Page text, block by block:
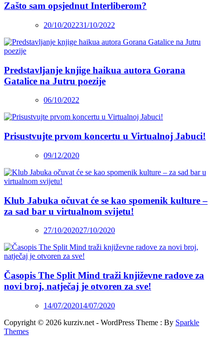
Zašto sam opsjednut Interliberom?
20/10/202231/10/2022
Predstavljanje knjige haikua autora Gorana
Gatalice na Jutru poezije
06/10/2022
Prisustvujte prvom koncertu u Virtualnoj Jabuci!
09/12/2020
Klub Jabuka očuvat će se kao spomenik kulture –
za sad bar u virtualnom svijetu!
27/10/202027/10/2020
Časopis The Split Mind traži književne radove za
novi broj, natječaj je otvoren za sve!
14/07/202014/07/2020
Copyright © 2026 kurziv.net - WordPress Theme : By Sparkle
Themes